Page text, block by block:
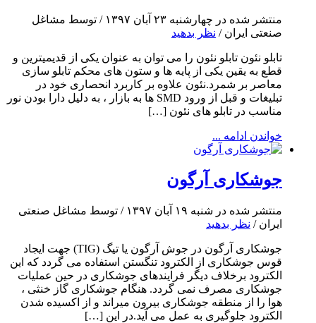
منتشر شده در چهارشنبه ۲۳ آبان ۱۳۹۷ / توسط مشاغل
صنعتی ایران / نظر بدهید
تابلو نئون تابلو نئون را می توان به عنوان یکی از قدیمیترین و
قطع به یقین یکی از پایه ها و ستون های محکم تابلو سازی
معاصر بر شمرد.نئون علاوه بر کاربرد انحصاری خود در
تبلیغات و قبل از ورود SMD ها به بازار ، به دلیل دارا بودن نور
مناسب در تابلو های نئون […]
خواندن ادامه ...
جوشکاری آرگون
منتشر شده در شنبه ۱۹ آبان ۱۳۹۷ / توسط مشاغل صنعتی
ایران / نظر بدهید
جوشکاری آرگون در جوش آرگون یا تیگ (TIG) جهت ایجاد
قوس جوشکاری از الکترود تنگستن استفاده می گردد که این
الکترود برخلاف دیگر فرایندهای جوشکاری در حین عملیات
جوشکاری مصرف نمی گردد. هنگام جوشکاری گاز خنثی ،
هوا را از منطقه جوشکاری بیرون میراند و از اکسیده شدن
الکترود جلوگیری به عمل می آید.در این […]